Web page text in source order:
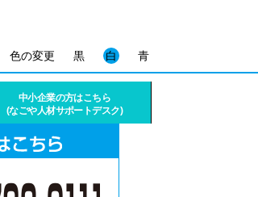
色の変更 黒 白 青
中小企業の方はこちら
(なごや人材サポートデスク)